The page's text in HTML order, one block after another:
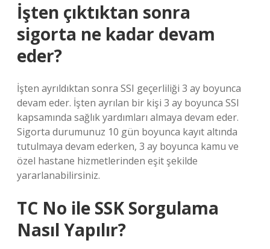
İşten çıktıktan sonra
sigorta ne kadar devam
eder?
İşten ayrıldıktan sonra SSI geçerliliği 3 ay boyunca
devam eder. İşten ayrılan bir kişi 3 ay boyunca SSI
kapsamında sağlık yardımları almaya devam eder.
Sigorta durumunuz 10 gün boyunca kayıt altında
tutulmaya devam ederken, 3 ay boyunca kamu ve
özel hastane hizmetlerinden eşit şekilde
yararlanabilirsiniz.
TC No ile SSK Sorgulama
Nasıl Yapılır?